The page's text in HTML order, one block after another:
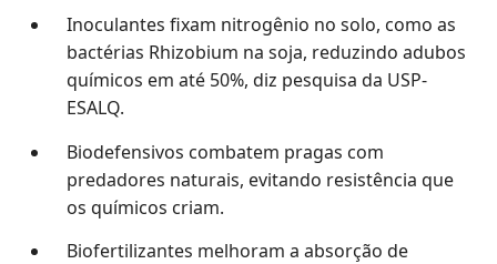
Inoculantes fixam nitrogênio no solo, como as
bactérias Rhizobium na soja, reduzindo adubos
químicos em até 50%, diz pesquisa da USP-
ESALQ.
Biodefensivos combatem pragas com
predadores naturais, evitando resistência que
os químicos criam.
Biofertilizantes melhoram a absorção de